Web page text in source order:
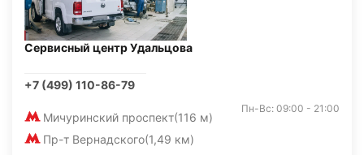
Сервисный центр Удальцова
+7 (499) 110-86-79
Мичуринский проспект(116 м)
Пр-т Вернадского(1,49 км)
Пн-Вс: 09:00 - 21:00